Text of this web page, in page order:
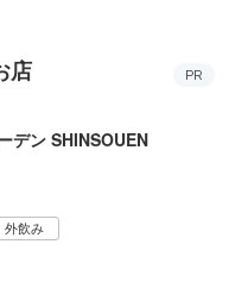
店 PR
デン SHINSOUEN
外飲み